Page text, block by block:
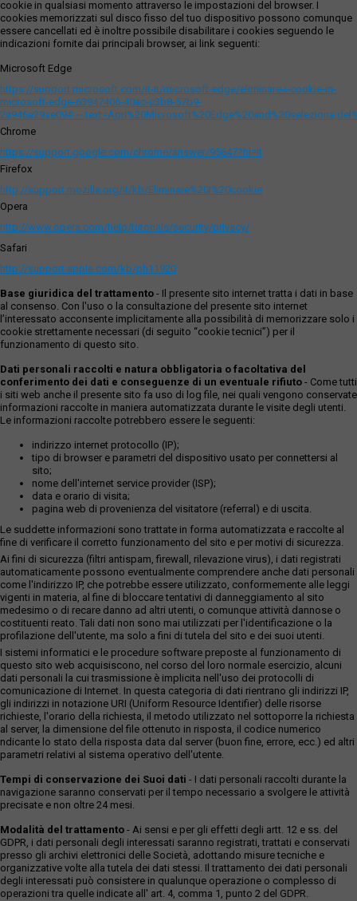
cookie in qualsiasi momento attraverso le impostazioni del browser. I
cookies memorizzati sul disco fisso del tuo dispositivo possono comunque
essere cancellati ed è inoltre possibile disabilitare i cookies seguendo le
indicazioni fornite dai principali browser, ai link seguenti:
Microsoft Edge
https://support.microsoft.com/it-it/microsoft-edge/eliminare-i-cookie-in-
microsoft-edge-63947406-40ac-c3b8-57b9-
Chrome
https://support.google.com/chrome/answer/95647?hl=it
Firefox
http://support.mozilla.org/it/kb/Eliminare%20i%20cookie
Opera
http://www.opera.com/help/tutorials/security/privacy/
Safari
http://support.apple.com/kb/ph11920
Base giuridica del trattamento - Il presente sito internet tratta i dati in base
al consenso. Con l'uso o la consultazione del presente sito internet
l’interessato acconsente implicitamente alla possibilità di memorizzare solo i
cookie strettamente necessari (di seguito “cookie tecnici”) per il
funzionamento di questo sito.
Dati personali raccolti e natura obbligatoria o facoltativa del
conferimento dei dati e conseguenze di un eventuale rifiuto - Come tutti
i siti web anche il presente sito fa uso di log file, nei quali vengono conservate
informazioni raccolte in maniera automatizzata durante le visite degli utenti.
Le informazioni raccolte potrebbero essere le seguenti:
indirizzo internet protocollo (IP);
tipo di browser e parametri del dispositivo usato per connettersi al
sito;
nome dell'internet service provider (ISP);
data e orario di visita;
pagina web di provenienza del visitatore (referral) e di uscita.
Le suddette informazioni sono trattate in forma automatizzata e raccolte al
fine di verificare il corretto funzionamento del sito e per motivi di sicurezza.
Ai fini di sicurezza (filtri antispam, firewall, rilevazione virus), i dati registrati
automaticamente possono eventualmente comprendere anche dati personali
come l'indirizzo IP, che potrebbe essere utilizzato, conformemente alle leggi
vigenti in materia, al fine di bloccare tentativi di danneggiamento al sito
medesimo o di recare danno ad altri utenti, o comunque attività dannose o
costituenti reato. Tali dati non sono mai utilizzati per l'identificazione o la
profilazione dell'utente, ma solo a fini di tutela del sito e dei suoi utenti.
I sistemi informatici e le procedure software preposte al funzionamento di
questo sito web acquisiscono, nel corso del loro normale esercizio, alcuni
dati personali la cui trasmissione è implicita nell'uso dei protocolli di
comunicazione di Internet. In questa categoria di dati rientrano gli indirizzi IP,
gli indirizzi in notazione URI (Uniform Resource Identifier) delle risorse
richieste, l'orario della richiesta, il metodo utilizzato nel sottoporre la richiesta
al server, la dimensione del file ottenuto in risposta, il codice numerico
ndicante lo stato della risposta data dal server (buon fine, errore, ecc.) ed altri
parametri relativi al sistema operativo dell'utente.
Tempi di conservazione dei Suoi dati - I dati personali raccolti durante la
navigazione saranno conservati per il tempo necessario a svolgere le attività
precisate e non oltre 24 mesi.
Modalità del trattamento - Ai sensi e per gli effetti degli artt. 12 e ss. del
GDPR, i dati personali degli interessati saranno registrati, trattati e conservati
presso gli archivi elettronici delle Società, adottando misure tecniche e
organizzative volte alla tutela dei dati stessi. Il trattamento dei dati personali
degli interessati può consistere in qualunque operazione o complesso di
operazioni tra quelle indicate all' art. 4, comma 1, punto 2 del GDPR.